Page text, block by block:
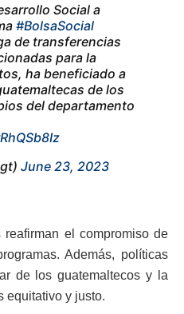
Social a
#BolsaSocial
de transferencias
para la
ha beneficiado a
de los
del departamento
June 23, 2023
el compromiso de
Además, políticas
de los guatemaltecos y la
equitativo y justo.